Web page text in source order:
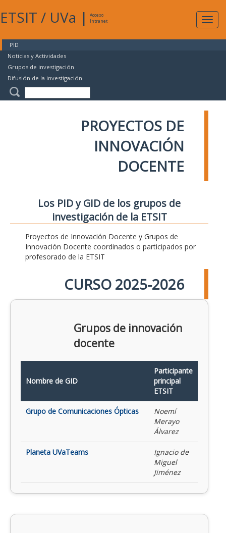
ETSIT / UVa |
Acceso
Intranet
PID
Noticias y Actividades
Grupos de investigación
Difusión de la investigación
PROYECTOS DE
INNOVACIÓN
DOCENTE
Los PID y GID de los grupos de
investigación de la ETSIT
Proyectos de Innovación Docente y Grupos de
Innovación Docente coordinados o participados por
profesorado de la ETSIT
CURSO 2025-2026
Grupos de innovación
docente
Nombre de GID
Participante
principal
ETSIT
Grupo de Comunicaciones Ópticas
Noemí
Merayo
Álvarez
Planeta UVaTeams
Ignacio de
Miguel
Jiménez